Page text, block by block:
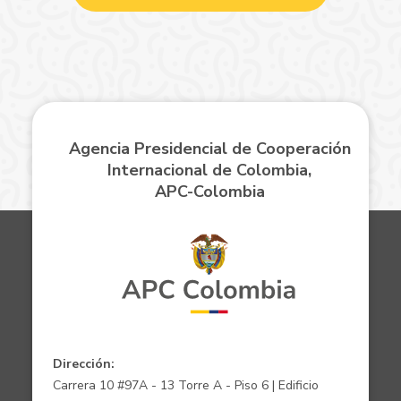
Agencia Presidencial de Cooperación
Internacional de Colombia,
APC-Colombia
Dirección:
Carrera 10 #97A - 13 Torre A - Piso 6 | Edificio